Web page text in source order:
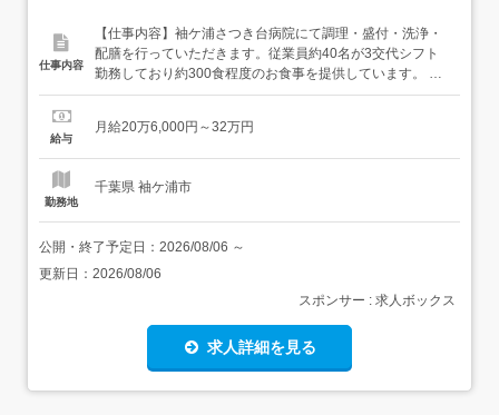
仕事内容
【仕事内容】袖ケ浦さつき台病院にて調理・盛付・洗浄・
配膳を行っていただきます。従業員約40名が3交代シフト
勤務しており約300食程度のお食事を提供しています。 就
業先事業所へ直接問い合わせ等はご遠慮下さい。 勤務開始
る場合はお気軽にご相談ください。 勤務地は希望を考慮の
給与
月給20万6,000円～32万円
勤務地
千葉県 袖ケ浦市
公開・終了予定日： 2026/08/06 ～
更新日： 2026/08/06
スポンサー : 求人ボックス
求人詳細を見る